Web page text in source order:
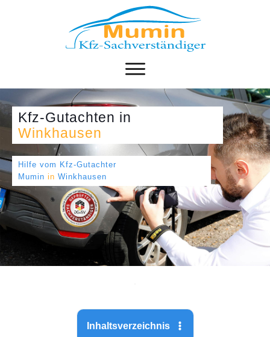
Kfz-Gutachten in
Winkhausen
Hilfe vom Kfz-Gutachter
Mumin in Winkhausen
Inhaltsverzeichnis